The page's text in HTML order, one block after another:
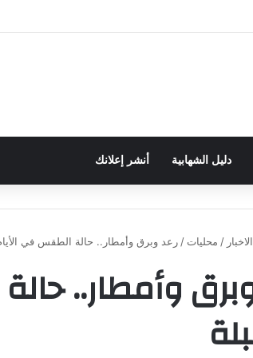
الصادق (ع)
دليل الشهابية أنشر إعلانك
الاخبار / محليات / رعد وبرق وأمطار.. حالة الطقس في
وأمطار..